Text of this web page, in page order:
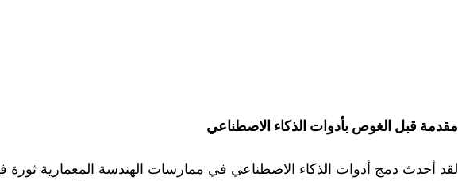
مقدمة قبل الغوص بأدوات الذكاء الاصطناعي
لقد أحدث دمج أدوات الذكاء الاصطناعي في ممارسات الهندسة المعمارية ثورة